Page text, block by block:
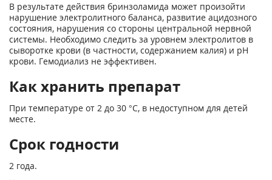
В результате действия бринзоламида может произойти
нарушение электролитного баланса, развитие ацидозного
состояния, нарушения со стороны центральной нервной
системы. Необходимо следить за уровнем электролитов в
сыворотке крови (в частности, содержанием калия) и pH
крови. Гемодиализ не эффективен.
Как хранить препарат
При температуре от 2 до 30 °С, в недоступном для детей
месте.
Срок годности
2 года.